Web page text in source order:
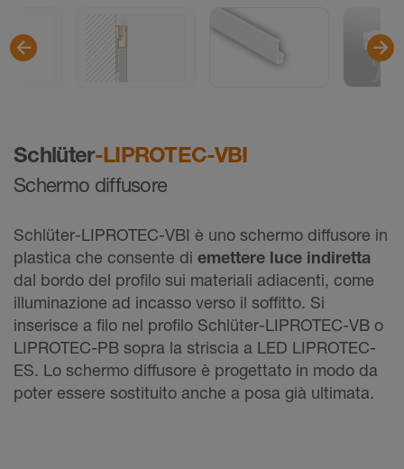
Schlüter-LIPROTEC-VBI
Schermo diffusore
Schlüter-LIPROTEC-VBI è uno schermo diffusore in
plastica che consente di emettere luce indiretta
dal bordo del profilo sui materiali adiacenti, come
illuminazione ad incasso verso il soffitto. Si
inserisce a filo nel profilo Schlüter-LIPROTEC-VB o
LIPROTEC-PB sopra la striscia a LED LIPROTEC-
ES. Lo schermo diffusore è progettato in modo da
poter essere sostituito anche a posa già ultimata.